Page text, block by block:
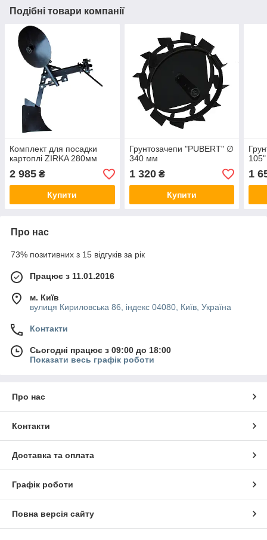
Подібні товари компанії
Комплект для посадки
картоплі ZIRKA 280мм
2 985 ₴
Купити
Грунтозачепи "PUBERT" ∅
340 мм
1 320₴
Купити
1
Про нас
73% позитивних з 15 відгуків за рік
Працює з 11.01.2016
м. Київ
вулиця Кириловська 86, індекс 04080, Київ, Україна
Контакти
Сьогодні працює з 09:00 до 18:00
Показати весь графік роботи
Про нас
Контакти
Доставка та оплата
Графік роботи
Повна версія сайту